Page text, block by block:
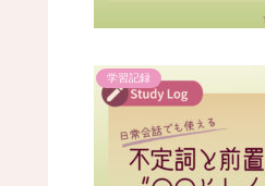
学習記録